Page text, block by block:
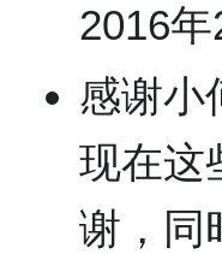
2016
感谢小
现在这
谢，